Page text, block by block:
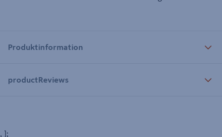
Produktinformation
productReviews
, ];